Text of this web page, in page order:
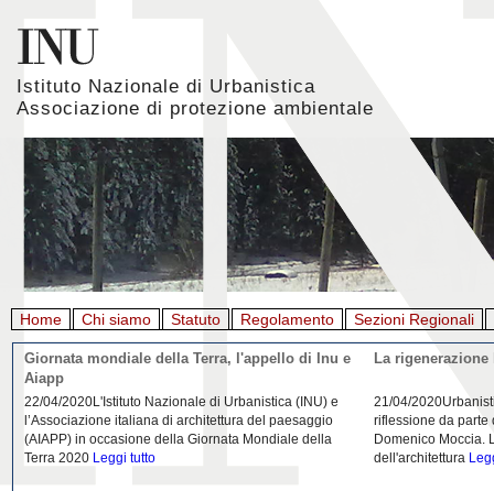
Istituto Nazionale di Urbanistica
Associazione di protezione ambientale
Home Chi siamo Statuto Regolamento Sezioni Regionali
Giornata mondiale della Terra, l'appello di Inu e
Aiapp
22/04/2020L'Istituto Nazionale di Urbanistica (INU) e
l’Associazione italiana di architettura del paesaggio
(AIAPP) in occasione della Giornata Mondiale della
Terra 2020 Leggi tutto
La
21/04/
riflessione da parte
Domenico Moccia.
dell'architettura